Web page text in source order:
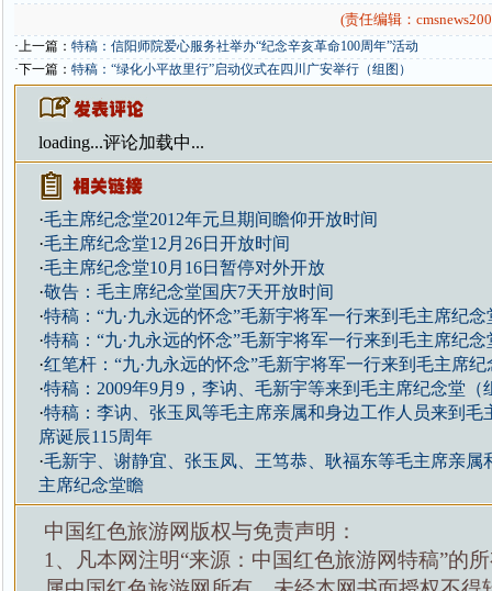
(责任编辑：
·上一篇： 特稿：信阳师院爱心服务社举办“纪念辛亥革命100周年”活动
·下一篇： 特稿：“绿化小平故里行”启动仪式在四川广安举行（组图）
loading...评论加载中...
·毛主席纪念堂2012年元旦期间瞻仰开放时间
·毛主席纪念堂12月26日开放时间
·毛主席纪念堂10月16日暂停对外开放
·敬告：毛主席纪念堂国庆7天开放时间
·特稿：“九·九永远的怀念”毛新宇将军一行来到毛主席纪
·特稿：“九·九永远的怀念”毛新宇将军一行来到毛主席纪
·红笔杆：“九·九永远的怀念”毛新宇将军一行来到毛主席
·特稿：2009年9月9，李讷、毛新宇等来到毛主席纪念堂（
·特稿：李讷、张玉凤等毛主席亲属和身边工作人员来到毛
席诞辰115周年
·毛新宇、谢静宜、张玉凤、王笃恭、耿福东等毛主席亲属
主席纪念堂瞻
中国红色旅游网版权与免责声明：
1、凡本网注明“来源：中国红色旅游网特稿”的